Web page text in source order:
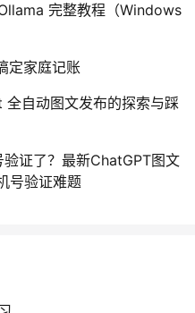
完整教程（Windows
定家庭记账
自动图文发布的探索与踩
证了？最新ChatGPT图文
号验证难题